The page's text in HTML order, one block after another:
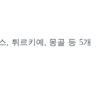
, 튀르키예, 몽골 등 5개